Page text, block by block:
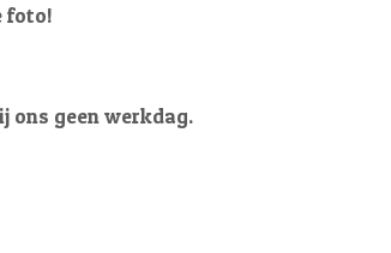
foto!
ons geen werkdag.